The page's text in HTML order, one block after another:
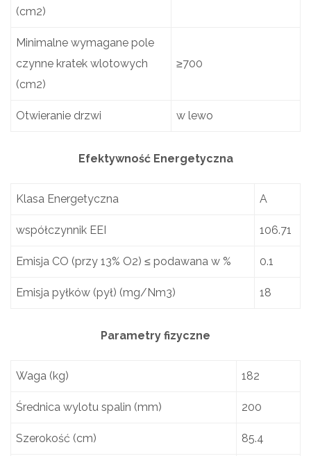
(cm2)
Minimalne wymagane pole
czynne kratek wlotowych
(cm2)
≥700
Otwieranie drzwi w lewo
Efektywność Energetyczna
Klasa Energetyczna A
współczynnik EEI 106.71
Emisja CO (przy 13% O2) ≤ podawana w % 0.1
Emisja pyłków (pył) (mg/Nm3) 18
Parametry fizyczne
Waga (kg) 182
Średnica wylotu spalin (mm) 200
Szerokość (cm) 85.4